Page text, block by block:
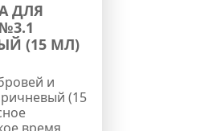
ДЛЯ
(15 МЛ)
и
(15